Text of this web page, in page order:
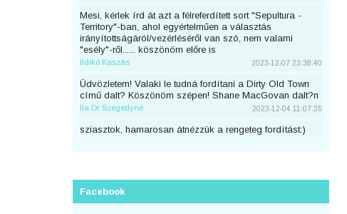
Mesi, kérlek írd át azt a félreferdített sort "Sepultura -
Territory"-ban, ahol egyértelműen a választás
irányítottságáról/vezérléséről van szó, nem valami
"esély"-ről...... köszönöm előre is
Ildikó Kaszás 2023-12-07 23:38:40
Üdvözletem! Valaki le tudná fordítani a Dirty Old Town
című dalt? Köszönöm szépen! Shane MacGovan dalt?n
Ila Dr Szegedyné 2023-12-04 11:07:35
sziasztok, hamarosan átnézzük a rengeteg fordítást:)
előtte. Át lehetne még írni a nevemre? Köszi <3
Facebook